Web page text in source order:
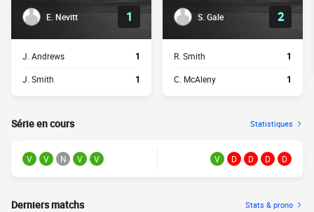
E. Nevitt 1
J. Andrews 1
J. Smith 1
S. Gale 2
R. Smith 1
C. McAleny 1
Série en cours Statistiques
V V N V V V D D D D
Derniers matchs Stats & prono